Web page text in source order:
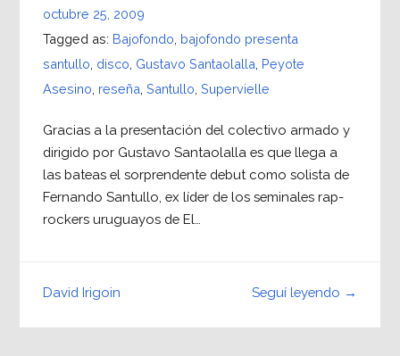
octubre 25, 2009
Tagged as: Bajofondo bajofondo presenta
santullo disco Gustavo Santaolalla Peyote
Asesino reseña Santullo Supervielle
Gracias a la presentación del colectivo armado y
dirigido por Gustavo Santaolalla es que llega a
las bateas el sorprendente debut como solista de
Fernando Santullo, ex líder de los seminales rap-
rockers uruguayos de El…
Seguí leyendo →
David Irigoin